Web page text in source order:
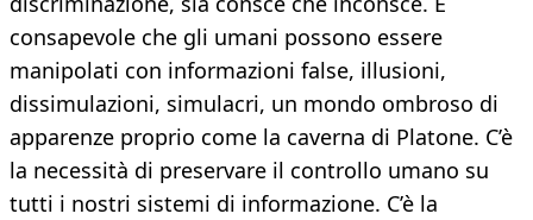
consapevole che gli umani possono essere
manipolati con informazioni false, illusioni,
dissimulazioni, simulacri, un mondo ombroso di
apparenze proprio come la caverna di Platone. C’è
la necessità di preservare il controllo umano su
tutti i nostri sistemi di informazione. C’è la